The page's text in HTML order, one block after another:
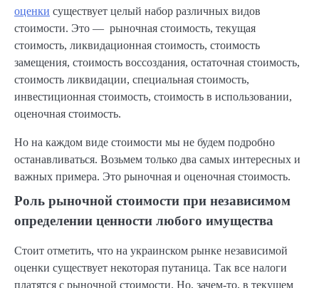
оценки существует целый набор различных видов
стоимости. Это — рыночная стоимость, текущая
стоимость, ликвидационная стоимость, стоимость
замещения, стоимость воссоздания, остаточная стоимость,
стоимость ликвидации, специальная стоимость,
инвестиционная стоимость, стоимость в использовании,
оценочная стоимость.
Но на каждом виде стоимости мы не будем подробно
останавливаться. Возьмем только два самых интересных и
важных примера. Это рыночная и оценочная стоимость.
Роль рыночной стоимости при независимом
определении ценности любого имущества
Стоит отметить, что на украинском рынке независимой
оценки существует некоторая путаница. Так все налоги
платятся с рыночной стоимости. Но, зачем-то, в текущем